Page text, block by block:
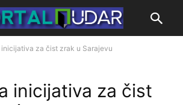
za čist zrak u Sarajevu
inicijativa za čist